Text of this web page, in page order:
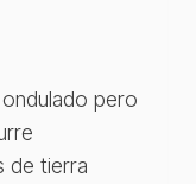
pero
de tierra